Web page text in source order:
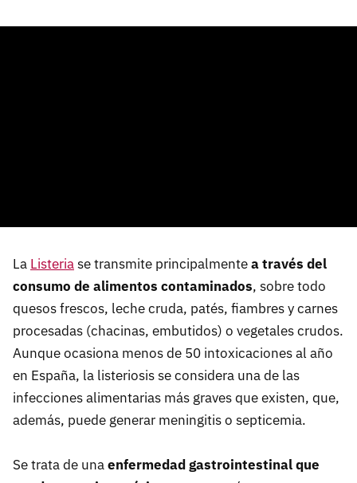
La Listeriase transmite principalmentea través del
consumo de alimentos contaminados, sobre todo
quesos frescos, leche cruda, patés, fiambres y carnes
procesadas (chacinas, embutidos) o vegetales crudos.
Aunque ocasiona menos de 50 intoxicaciones al año
en España, la listeriosis se considera una de las
infecciones alimentarias más graves que existen, que,
además, puede generar meningitis o septicemia.
Se trata de unaenfermedad gastrointestinal que